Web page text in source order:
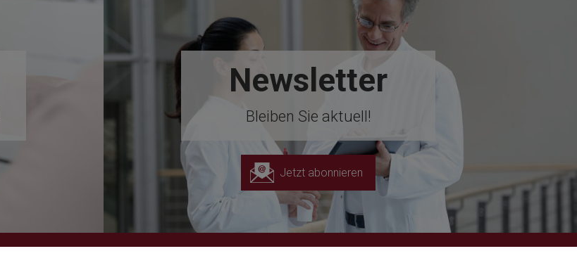
Newsletter
Bleiben Sie aktuell!
Jetzt abonnieren